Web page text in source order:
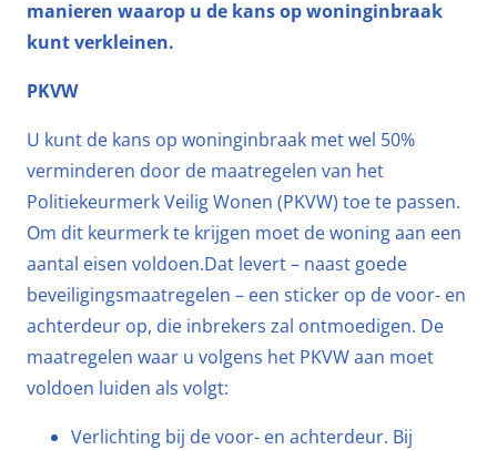
manieren waarop u de kans op woninginbraak
kunt verkleinen.
PKVW
U kunt de kans op woninginbraak met wel 50%
verminderen door de maatregelen van het
Politiekeurmerk Veilig Wonen (PKVW) toe te passen.
Om dit keurmerk te krijgen moet de woning aan een
aantal eisen voldoen.Dat levert – naast goede
beveiligingsmaatregelen – een sticker op de voor- en
achterdeur op, die inbrekers zal ontmoedigen. De
maatregelen waar u volgens het PKVW aan moet
voldoen luiden als volgt:
Verlichting bij de voor- en ­achterdeur. Bij